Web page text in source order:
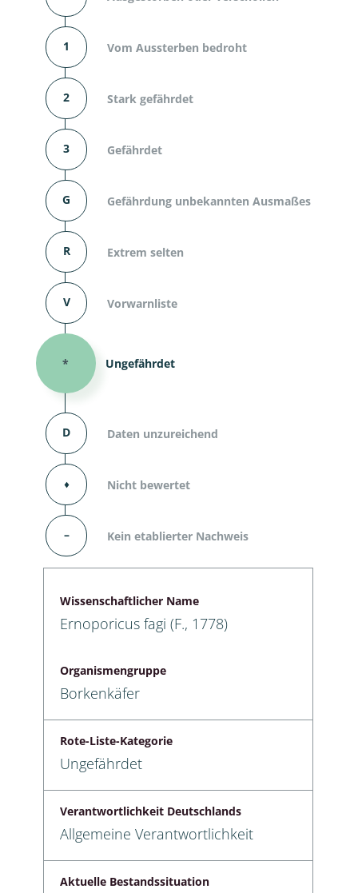
1 Vom Aussterben bedroht
2 Stark gefährdet
3 Gefährdet
G Gefährdung unbekannten Ausmaßes
R Extrem selten
V Vorwarnliste
* Ungefährdet
D Daten unzureichend
⬧ Nicht bewertet
– Kein etablierter Nachweis
Wissenschaftlicher Name
Ernoporicus fagi (F., 1778)
Organismengruppe
Borkenkäfer
Rote-Liste-Kategorie
Ungefährdet
Verantwortlichkeit Deutschlands
Allgemeine Verantwortlichkeit
Aktuelle Bestandssituation